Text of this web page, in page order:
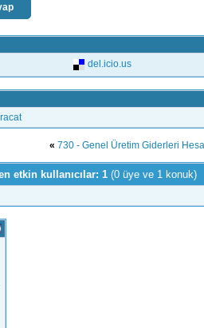
del.icio.us
« 730 - Genel Üretim Giderleri
etkin kullanıcılar: 1 (0 üye ve 1 konuk)